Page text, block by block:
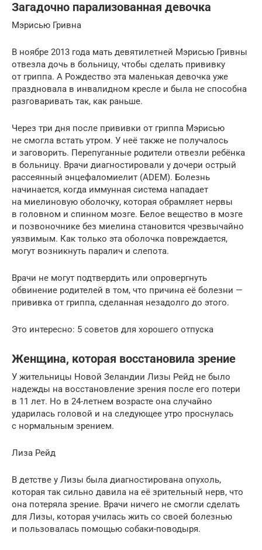
Загадочно парализованная девочка
Мэрисью Гривна
В ноябре 2013 года мать девятилетней Мэрисью Гривны
отвезла дочь в больницу, чтобы сделать прививку
от гриппа. А Рождество эта маленькая девочка уже
праздновала в инвалидном кресле и была не способна
разговаривать так, как раньше.
Через три дня после прививки от гриппа Мэрисью
не смогла встать утром. У неё также не получалось
и заговорить. Перепуганные родители отвезли ребёнка
в больницу. Врачи диагностировали у дочери острый
рассеянный энцефаломиелит (ADEM). Болезнь
начинается, когда иммунная система нападает
на миелиновую оболочку, которая обрамляет нервы
в головном и спинном мозге. Белое вещество в мозге
и позвоночнике без миелина становится чрезвычайно
уязвимым. Как только эта оболочка повреждается,
могут возникнуть паралич и слепота.
Врачи не могут подтвердить или опровергнуть
обвинение родителей в том, что причина её болезни —
прививка от гриппа, сделанная незадолго до этого.
Это интересно: 5 советов для хорошего отпуска
Женщина, которая восстановила зрение
У жительницы Новой Зеландии Лизы Рейд не было
надежды на восстановление зрения после его потери
в 11 лет. Но в 24-летнем возрасте она случайно
ударилась головой и на следующее утро проснулась
с нормальным зрением.
Лиза Рейд
В детстве у Лизы была диагностирована опухоль,
которая так сильно давила на её зрительный нерв, что
она потеряла зрение. Врачи ничего не смогли сделать
для Лизы, которая училась жить со своей болезнью
и пользовалась помощью собаки-поводыря.